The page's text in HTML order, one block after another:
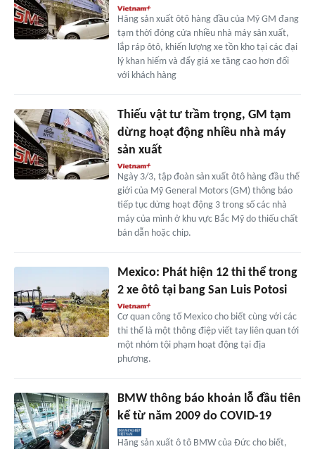
Hãng sản xuất ôtô hàng đầu của Mỹ GM đang
tạm thời đóng cửa nhiều nhà máy sản xuất,
lắp ráp ôtô, khiến lượng xe tồn kho tại các đại
lý khan hiếm và đẩy giá xe tăng cao hơn đối
với khách hàng
Thiếu vật tư trầm trọng, GM tạm
dừng hoạt động nhiều nhà máy
sản xuất
Ngày 3/3, tập đoàn sản xuất ôtô hàng đầu thế
giới của Mỹ General Motors (GM) thông báo
tiếp tục dừng hoạt động 3 trong số các nhà
máy của mình ở khu vực Bắc Mỹ do thiếu chất
bán dẫn hoặc chip.
Mexico: Phát hiện 12 thi thể trong
2 xe ôtô tại bang San Luis Potosi
Cơ quan công tố Mexico cho biết cùng với các
thi thể là một thông điệp viết tay liên quan tới
một nhóm tội phạm hoạt động tại địa
phương.
BMW thông báo khoản lỗ đầu tiên
kể từ năm 2009 do COVID-19
Hãng sản xuất ô tô BMW của Đức cho biết,